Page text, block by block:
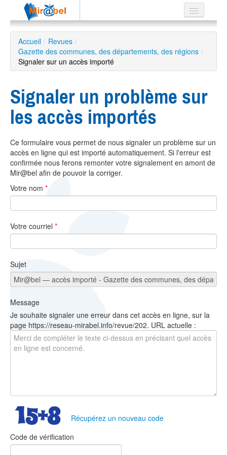
Le réseau
Soutien
Listes
Recherche
EN
ES
Accueil / Revues /
Gazette des communes, des départements, des régions /
Signaler sur un accès importé
Signaler un problème sur
les accès importés
Ce formulaire vous permet de nous signaler un problème sur un
accès en ligne qui est importé automatiquement. Si l'erreur est
confirmée nous ferons remonter votre signalement en amont de
Mir@bel afin de pouvoir la corriger.
Votre nom *
Votre courriel *
Sujet
Message
Je souhaite signaler une erreur dans cet accès en ligne, sur la
page https://reseau-mirabel.info/revue/202. URL actuelle :
Récupérez un nouveau code
Code de vérification